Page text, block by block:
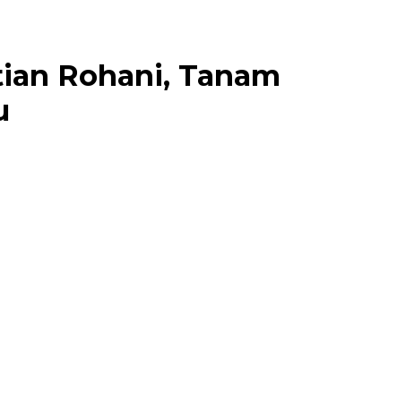
Rohani, Tanam